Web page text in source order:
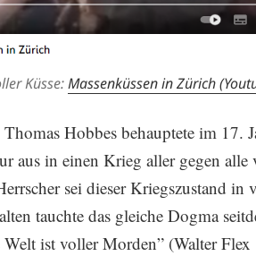
Küsse:Massen­küssen in Zürich
Hobbes behaup­tete im 17.
aus in einen Krieg aller gegen
sei dieser Kriegs­zu­stand
tauchte das gleiche Dogma
ist voller Morden” (Walter